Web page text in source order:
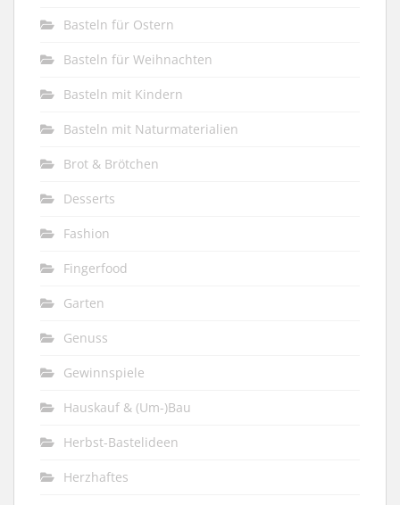
Basteln für Ostern
Basteln für Weihnachten
Basteln mit Kindern
Basteln mit Naturmaterialien
Brot & Brötchen
Desserts
Fashion
Fingerfood
Garten
Genuss
Gewinnspiele
Hauskauf & (Um-)Bau
Herbst-Bastelideen
Herzhaftes